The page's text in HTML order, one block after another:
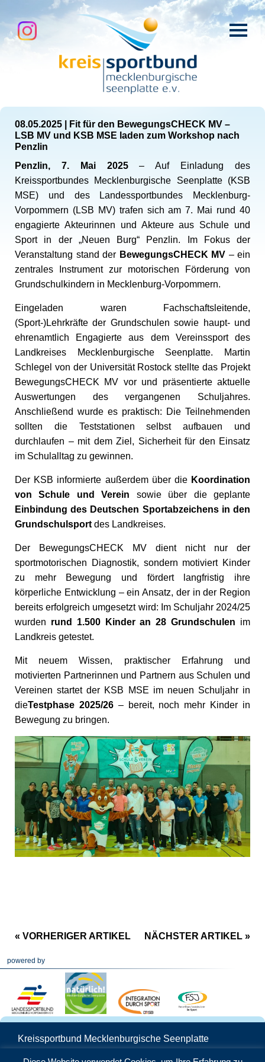
08.05.2025
Fit für den BewegungsCHECK MV –
LSB MV und KSB MSE laden zum Workshop nach
Penzlin
Penzlin, 7. Mai 2025– Auf Einladung des
Kreissportbundes Mecklenburgische Seenplatte (KSB
MSE) und des Landessportbundes Mecklenburg-
Vorpommern (LSB MV) trafen sich am 7. Mai rund 40
engagierte Akteurinnen und Akteure aus Schule und
Sport in der „Neuen Burg“ Penzlin. Im Fokus der
Veranstaltung stand der BewegungsCHECK MV – ein
zentrales Instrument zur motorischen Förderung von
Grundschulkindern in Mecklenburg-Vorpommern.
Eingeladen waren Fachschaftsleitende,
(Sport-)Lehrkräfte der Grundschulen sowie haupt- und
ehrenamtlich Engagierte aus dem Vereinssport des
Landkreises Mecklenburgische Seenplatte. Martin
Schlegel von der Universität Rostock stellte das Projekt
BewegungsCHECK MV vor und präsentierte aktuelle
Auswertungen des vergangenen Schuljahres.
Anschließend wurde es praktisch: Die Teilnehmenden
sollten die Teststationen selbst aufbauen und
durchlaufen – mit dem Ziel, Sicherheit für den Einsatz
im Schulalltag zu gewinnen.
Der KSB informierte außerdem über die Koordination
von Schule und Verein sowie über die geplante
Einbindung des Deutschen Sportabzeichens in den
Grundschulsport des Landkreises.
Der BewegungsCHECK MV dient nicht nur der
sportmotorischen Diagnostik, sondern motiviert Kinder
zu mehr Bewegung und fördert langfristig ihre
körperliche Entwicklung – ein Ansatz, der in der Region
bereits erfolgreich umgesetzt wird: Im Schuljahr 2024/25
wurden rund 1.500 Kinder an 28 Grundschulen im
Landkreis getestet.
Mit neuem Wissen, praktischer Erfahrung und
motivierten Partnerinnen und Partnern aus Schulen und
Vereinen startet der KSB MSE im neuen Schuljahr in
dieTestphase 2025/26– bereit, noch mehr Kinder in
Bewegung zu bringen.
NÄCHSTER ARTIKEL »
« VORHERIGER ARTIKEL
powered by
Kreissportbund Mecklenburgische Seenplatte